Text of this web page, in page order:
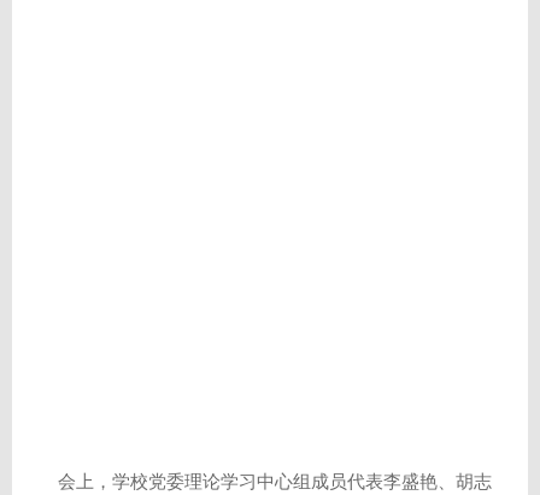
会上，学校党委理论学习中心组成员代表李盛艳、胡志